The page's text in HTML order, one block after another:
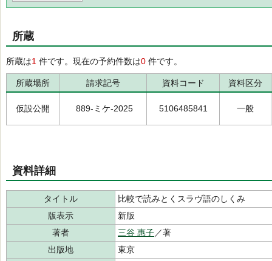
所蔵
所蔵は1 件です。現在の予約件数は0 件です。
所蔵場所 請求記号 資料コード 資料区分
仮設公開 889-ミケ-2025 5106485841 一般
資料詳細
タイトル
比較で読みとくスラヴ語のしくみ
版表示
新版
著者
三谷 惠子／著
出版地
東京